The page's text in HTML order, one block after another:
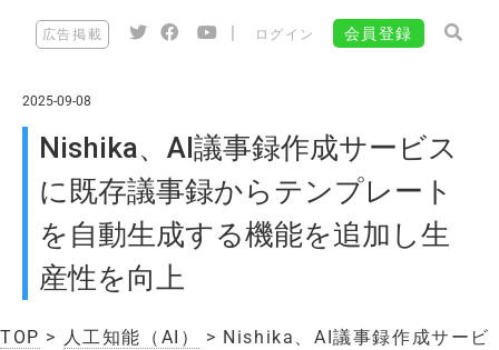
広告掲載 ログイン 会員登録
2025-09-08
Nishika、AI議事録作成サービス
に既存議事録からテンプレート
を自動生成する機能を追加し生
産性を向上
TOP > 人工知能（AI）
> Nishika、AI議事録作成サービ